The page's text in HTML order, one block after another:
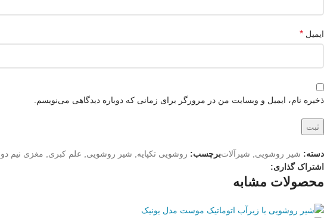
ایمیل *
ذخیره نام، ایمیل و وبسایت من در مرورگر برای زمانی که دوباره دیدگاهی می‌نویسم.
دسته: شیر روشویی شیرآلاتبرچسب: روشویی تکپایه شیر روشویی علم کبری مغزی نیم
اشتراک گذاری:
محصولات مشابه